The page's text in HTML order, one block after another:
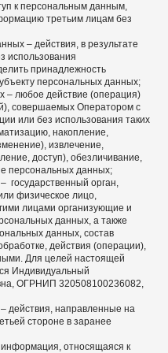
к персональным данным,
третьим лицам без
– действия, в результате
использования
принадлежность
персональных данных;
– любое действие (операция)
совершаемых Оператором с
или без использования таких
накопление,
извлечение,
доступ), обезличивание,
персональных данных;
государственный орган,
физическое лицо,
лицами организующие и
данных, а также
данных, состав
действия (операции),
Для целей настоящей
Индивидуальный
ОГРНИП 320508100236082,
действия, направленные на
стороне в заранее
относящаяся к